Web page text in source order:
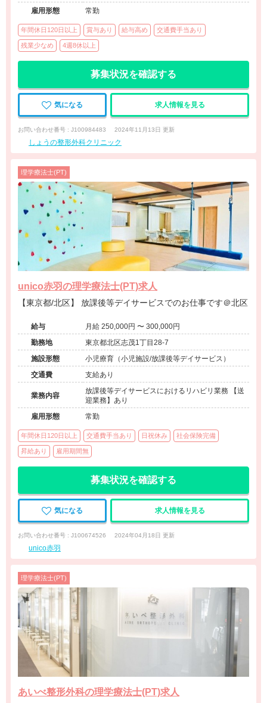
雇用形態
常勤
年間休日120日以上 賞与あり 給与高め 交通費手当あり
残業少なめ 4週8休以上
募集状況を確認する
気になる 求人情報を見る
お問い合わせ番号 : J100984483 2024年11月13日 更新
しょうの整形外科クリニック
理学療法士(PT)
unico赤羽の理学療法士(PT)求人
【東京都/北区】 放課後等デイサービスでのお仕事です＠北区
給与
月給 250,000円 〜 300,000円
勤務地
東京都北区志茂1丁目28-7
施設形態
小児療育（小児施設/放課後等デイサービス）
交通費
支給あり
業務内容
放課後等デイサービスにおけるリハビリ業務 【送
迎業務】あり
雇用形態
常勤
年間休日120日以上 交通費手当あり 日祝休み 社会保険完備
昇給あり 雇用期間無
募集状況を確認する
気になる 求人情報を見る
お問い合わせ番号 : J100674526 2024年04月18日 更新
unico赤羽
理学療法士(PT)
あいべ整形外科の理学療法士(PT)求人